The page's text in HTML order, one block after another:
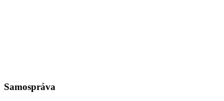
Samospráva